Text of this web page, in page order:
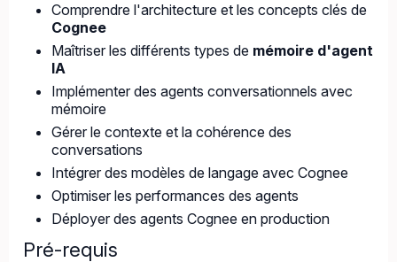
Comprendre l'architecture et les concepts clés de
Cognee
Maîtriser les différents types de mémoire d'agent
IA
Implémenter des agents conversationnels avec
mémoire
Gérer le contexte et la cohérence des
conversations
Intégrer des modèles de langage avec Cognee
Optimiser les performances des agents
Déployer des agents Cognee en production
Pré-requis